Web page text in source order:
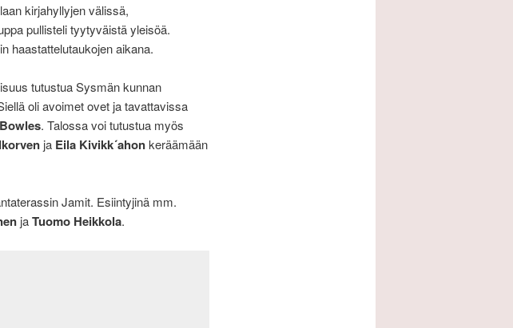
kirjahyllyjen välissä,
pullisteli tyytyväistä yleisöä.
haastattelutaukojen aikana.
tutustua Sysmän kunnan
oli avoimet ovet ja tavattavissa
. Talossa voi tutustua myös
ja Eila Kivikk´ahonkeräämään
Jamit. Esiintyjinä mm.
jaTuomo Heikkola.